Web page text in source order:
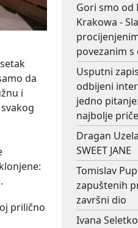
da
i
prilično
Gori smo od
Krakowa -
povezanim s
Usputni
odbijeni
jedno
najbolje
Dragan
SWEET JANE
Tomislav
zapuštenih
završni dio
Ivana